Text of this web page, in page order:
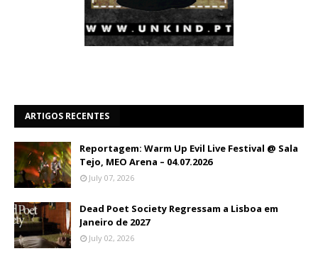
ARTIGOS RECENTES
Reportagem: Warm Up Evil Live Festival @ Sala
Tejo, MEO Arena – 04.07.2026
July 07, 2026
Dead Poet Society Regressam a Lisboa em
Janeiro de 2027
July 02, 2026